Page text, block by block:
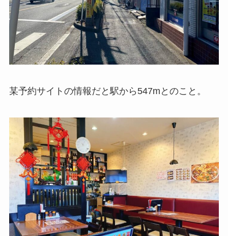
某予約サイトの情報だと駅から547mとのこと。